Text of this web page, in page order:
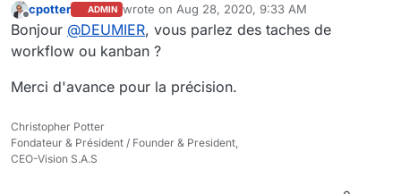
Aujourd'hui les utilisateurs ont la liste des taches en-
cours (où ils doivent intervenir).
Mais pour la coordination des équipes, il serait très
Les taches réalisées (avec un process encore
actif).
Ceci permettrai aux acteurs proactifs de stimuler
traiter les taches.
Merci,
Mickaël
Offline
cpotter ADMIN wrote on Aug 28, 2020, 9:33 AM
last edited by
Bonjour @DEUMIER, vous parlez des taches de
workflow ou kanban ?
Merci d'avance pour la précision.
Christopher Potter
Fondateur & Président / Founder & President,
CEO-Vision S.A.S